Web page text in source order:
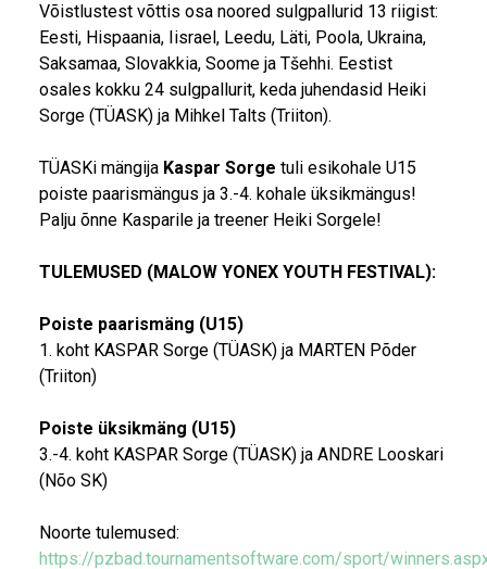
Võistlustest võttis osa noored sulgpallurid 13 riigist:
Eesti, Hispaania, Iisrael, Leedu, Läti, Poola, Ukraina,
Saksamaa, Slovakkia, Soome ja Tšehhi. Eestist
osales kokku 24 sulgpallurit, keda juhendasid Heiki
Sorge (TÜASK) ja Mihkel Talts (Triiton).
TÜASKi mängija Kaspar Sorge tuli esikohale U15
poiste paarismängus ja 3.-4. kohale üksikmängus!
Palju õnne Kasparile ja treener Heiki Sorgele!
TULEMUSED (MALOW YONEX YOUTH FESTIVAL):
Poiste paarismäng (U15)
1. koht KASPAR Sorge (TÜASK) ja MARTEN Põder
(Triiton)
Poiste üksikmäng (U15)
3.-4. koht KASPAR Sorge (TÜASK) ja ANDRE Looskari
(Nõo SK)
Noorte tulemused:
https://pzbad.tournamentsoftware.com/sport/